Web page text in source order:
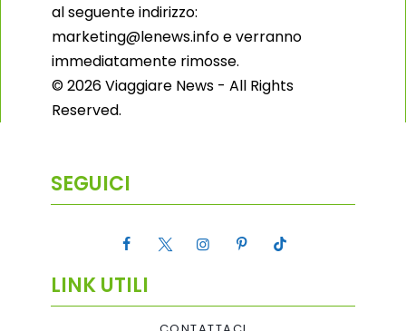
al seguente indirizzo:
marketing@lenews.info e verranno
immediatamente rimosse.
© 2026 Viaggiare News - All Rights
Reserved.
SEGUICI
LINK UTILI